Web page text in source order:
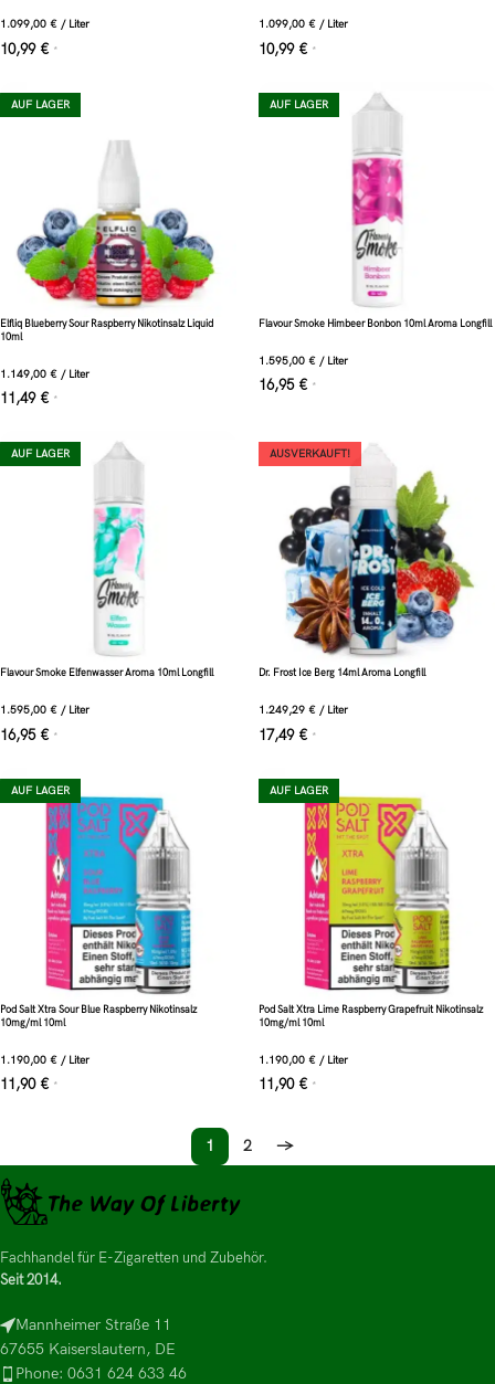
1.099,00 € / Liter
10,99 € *
1.099,00 € / Liter
10,99 € *
AUF LAGER
Elfliq Blueberry Sour Raspberry Nikotinsalz Liquid
10ml
1.149,00 € / Liter
11,49 € *
AUF LAGER
Flavour Smoke Himbeer Bonbon 10ml Aroma Longfill
1.595,00 € / Liter
16,95 € *
AUF LAGER
Flavour Smoke Elfenwasser Aroma 10ml Longfill
1.595,00 € / Liter
16,95 € *
AUSVERKAUFT!
Dr. Frost Ice Berg 14ml Aroma Longfill
1.249,29 € / Liter
17,49 € *
AUF LAGER
Pod Salt Xtra Sour Blue Raspberry Nikotinsalz
10mg/ml 10ml
1.190,00 € / Liter
11,90 € *
AUF LAGER
Pod Salt Xtra Lime Raspberry Grapefruit Nikotinsalz
10mg/ml 10ml
1.190,00 € / Liter
11,90 € *
1 2 →
Fachhandel für E-Zigaretten und Zubehör.
Seit 2014.
Mannheimer Straße 11
67655 Kaiserslautern, DE
Phone: 0631 624 633 46